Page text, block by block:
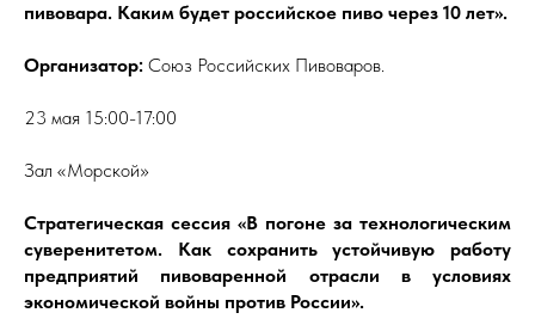
пивовара. Каким будет российское пиво через 10 лет».
Организатор: Союз Российских Пивоваров.
23 мая 15:00-17:00
Зал «Морской»
Стратегическая сессия «В погоне за технологическим
суверенитетом. Как сохранить устойчивую работу
предприятий пивоваренной отрасли в условиях
экономической войны против России».